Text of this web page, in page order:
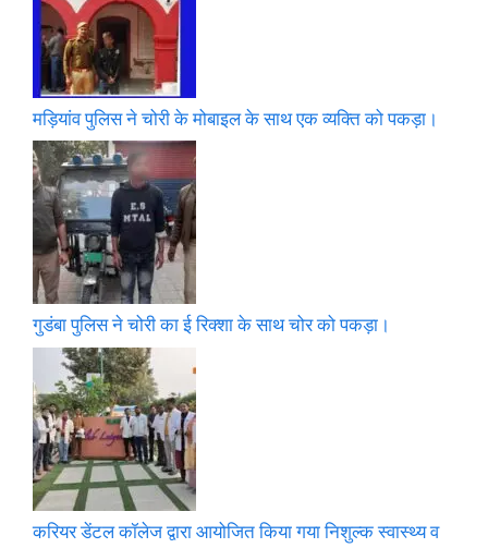
मड़ियांव पुलिस ने चोरी के मोबाइल के साथ एक व्यक्ति को पकड़ा।
गुडंबा पुलिस ने चोरी का ई रिक्शा के साथ चोर को पकड़ा।
करियर डेंटल कॉलेज द्वारा आयोजित किया गया निशुल्क स्वास्थ्य व